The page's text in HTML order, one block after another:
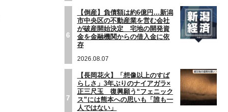
6
【倒産】負債額は約6億円…新潟
市中央区の不動産業を営む会社
が破産開始決定 宅地の開発資
金を金融機関からの借入金に依
存
2026.08.07
7
【長岡花火】「想像以上のすば
らしさ」3年ぶりのナイアガラ×
正三尺玉 復興願う“フェニック
ス”には熊本への思いも「誰も一
人ではない」